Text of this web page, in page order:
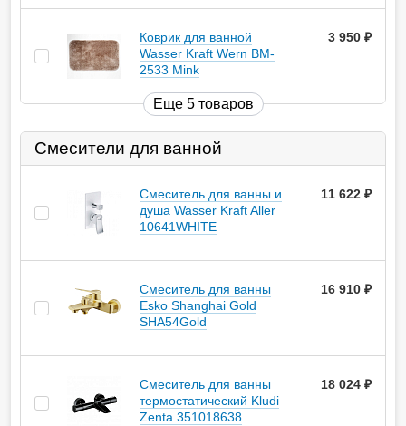
Коврик для ванной
Wasser Kraft Wern BM-
2533 Mink
3 950
Еще 5 товаров
Смесители для ванной
Смеситель для ванны и
душа Wasser Kraft Aller
10641WHITE
11 622
Смеситель для ванны
Esko Shanghai Gold
SHA54Gold
16 910
Смеситель для ванны
термостатический Kludi
Zenta 351018638
18 024